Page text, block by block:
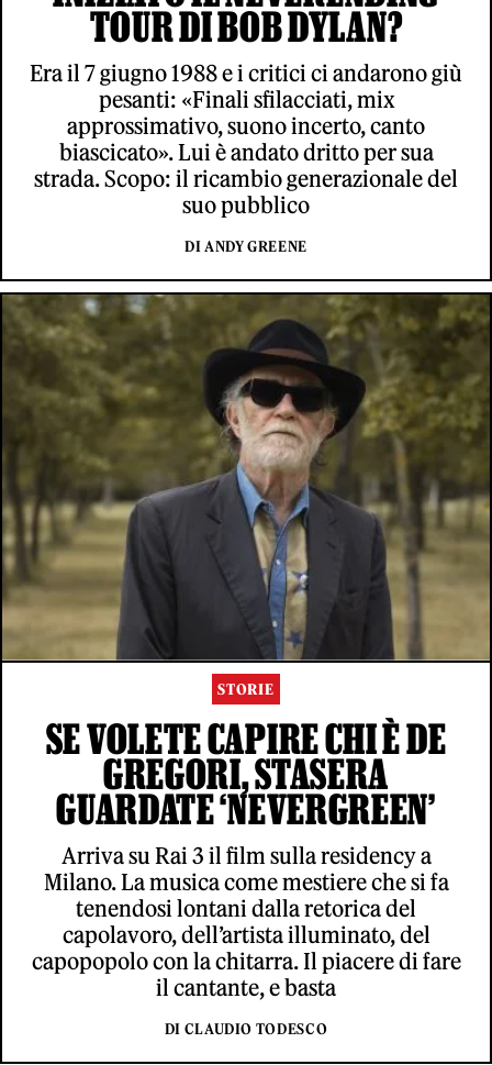
TOUR DI BOB DYLAN?
Era il 7 giugno 1988 e i critici ci andarono giù
pesanti: «Finali sfilacciati, mix
approssimativo, suono incerto, canto
biascicato». Lui è andato dritto per sua
strada. Scopo: il ricambio generazionale del
suo pubblico
DI ANDY GREENE
STORIE
SE VOLETE CAPIRE CHI È DE
GREGORI, STASERA
GUARDATE ‘NEVERGREEN’
Arriva su Rai 3 il film sulla residency a
Milano. La musica come mestiere che si fa
tenendosi lontani dalla retorica del
capolavoro, dell’artista illuminato, del
capopopolo con la chitarra. Il piacere di fare
il cantante, e basta
DI CLAUDIO TODESCO